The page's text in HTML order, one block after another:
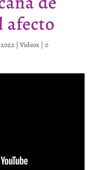
afecto
| Videos | 0